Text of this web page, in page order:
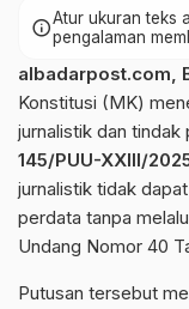
infoAtur ukuran teks
pengalaman
albadarpost.com,
Konstitusi (MK)
jurnalistik dan tindak
145/PUU-XXIII/
jurnalistik tidak
perdata tanpa
Undang Nomor 40
Putusan tersebut